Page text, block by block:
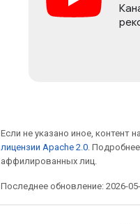
Если не указано иное, контент
лицензии Apache 2.0 .
аффилированных лиц.
Последнее обновление: 2026-05-